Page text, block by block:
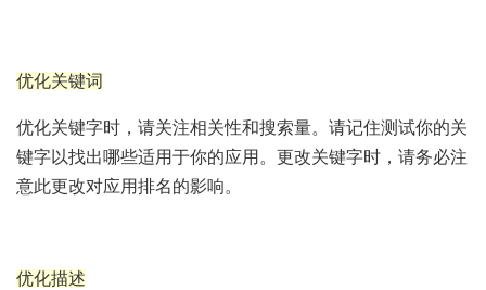
优化关键词
优化关键字时，请关注相关性和搜索量。请记住测试你的关
键字以找出哪些适用于你的应用。更改关键字时，请务必注
意此更改对应用排名的影响。
优化描述